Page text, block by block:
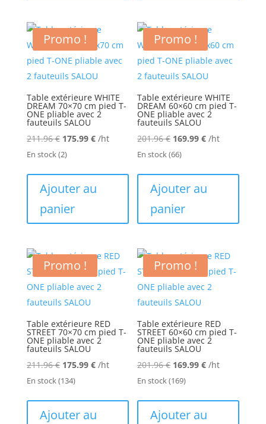
Promo !
Table extérieure WHITE
DREAM 70×70 cm pied T-
ONE pliable avec 2
fauteuils SALOU
211.96€ Le
prix
était :
175.99 €Le
est :
/ht
En stock(2)
Ajouter au
panier
Promo !
Table extérieure WHITE
DREAM 60×60 cm pied T-
ONE pliable avec 2
fauteuils SALOU
201.96€ Le
prix
était :
169.99€Le
est :
/ht
En stock(66)
Ajouter au
panier
Promo !
Table extérieure RED
STREET 70×70 cm pied T-
ONE pliable avec 2
fauteuils SALOU
211.96€ Le
prix
était :
175.99 €Le
est :
/ht
En stock(134)
Ajouter au
Promo !
Table extérieure RED
STREET 60×60 cm pied T-
ONE pliable avec 2
fauteuils SALOU
201.96€ Le
prix
était :
169.99€Le
est :
/ht
En stock(169)
Ajouter au